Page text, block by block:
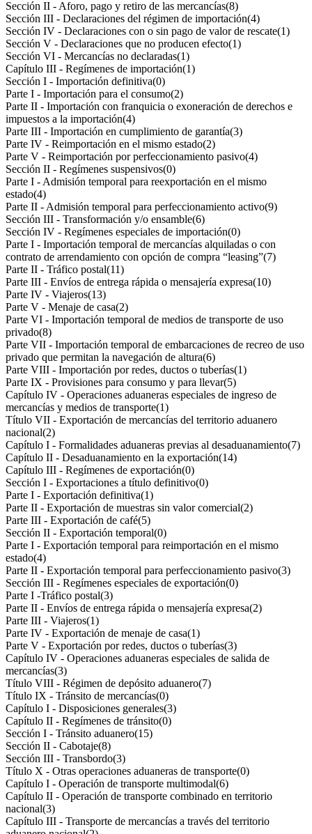
Sección II - Aforo, pago y retiro de las mercancías(8)
Sección III - Declaraciones del régimen de importación(4)
Sección IV - Declaraciones con o sin pago de valor de rescate(1)
Sección V - Declaraciones que no producen efecto(1)
Sección VI - Mercancías no declaradas(1)
Capítulo III - Regímenes de importación(1)
Sección I - Importación definitiva(0)
Parte I - Importación para el consumo(2)
Parte II - Importación con franquicia o exoneración de derechos e
impuestos a la importación(4)
Parte III - Importación en cumplimiento de garantía(3)
Parte IV - Reimportación en el mismo estado(2)
Parte V - Reimportación por perfeccionamiento pasivo(4)
Sección II - Regímenes suspensivos(0)
Parte I - Admisión temporal para reexportación en el mismo
estado(4)
Parte II - Admisión temporal para perfeccionamiento activo(9)
Sección III - Transformación y/o ensamble(6)
Sección IV - Regímenes especiales de importación(0)
Parte I - Importación temporal de mercancías alquiladas o con
contrato de arrendamiento con opción de compra “leasing”(7)
Parte II - Tráfico postal(11)
Parte III - Envíos de entrega rápida o mensajería expresa(10)
Parte IV - Viajeros(13)
Parte V - Menaje de casa(2)
Parte VI - Importación temporal de medios de transporte de uso
privado(8)
Parte VII - Importación temporal de embarcaciones de recreo de uso
privado que permitan la navegación de altura(6)
Parte VIII - Importación por redes, ductos o tuberías(1)
Parte IX - Provisiones para consumo y para llevar(5)
Capítulo IV - Operaciones aduaneras especiales de ingreso de
mercancías y medios de transporte(1)
Título VII - Exportación de mercancías del territorio aduanero
nacional(2)
Capítulo I - Formalidades aduaneras previas al desaduanamiento(7)
Capítulo II - Desaduanamiento en la exportación(14)
Capítulo III - Regímenes de exportación(0)
Sección I - Exportaciones a título definitivo(0)
Parte I - Exportación definitiva(1)
Parte II - Exportación de muestras sin valor comercial(2)
Parte III - Exportación de café(5)
Sección II - Exportación temporal(0)
Parte I - Exportación temporal para reimportación en el mismo
estado(4)
Parte II - Exportación temporal para perfeccionamiento pasivo(3)
Sección III - Regímenes especiales de exportación(0)
Parte I -Tráfico postal(3)
Parte II - Envíos de entrega rápida o mensajería expresa(2)
Parte III - Viajeros(1)
Parte IV - Exportación de menaje de casa(1)
Parte V - Exportación por redes, ductos o tuberías(3)
Capítulo IV - Operaciones aduaneras especiales de salida de
mercancías(3)
Título VIII - Régimen de depósito aduanero(7)
Título IX - Tránsito de mercancías(0)
Capítulo I - Disposiciones generales(3)
Capítulo II - Regímenes de tránsito(0)
Sección I - Tránsito aduanero(15)
Sección II - Cabotaje(8)
Sección III - Transbordo(3)
Título X - Otras operaciones aduaneras de transporte(0)
Capítulo I - Operación de transporte multimodal(6)
Capítulo II - Operación de transporte combinado en territorio
nacional(3)
Capítulo III - Transporte de mercancías a través del territorio